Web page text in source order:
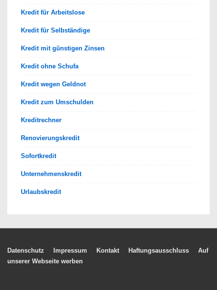
Kredit für Arbeitslose
Kredit für Selbständige
Kredit mit günstigen Zinsen
Kredit ohne Schufa
Kredit wegen Geldnot
Kredit zum Umschulden
Kreditrechner
Renovierungskredit
Sofortkredit
Unternehmenskredit
Urlaubskredit
Footer-
Datenschutz Impressum Kontakt Haftungsausschluss
Auf
unserer Webseite werben